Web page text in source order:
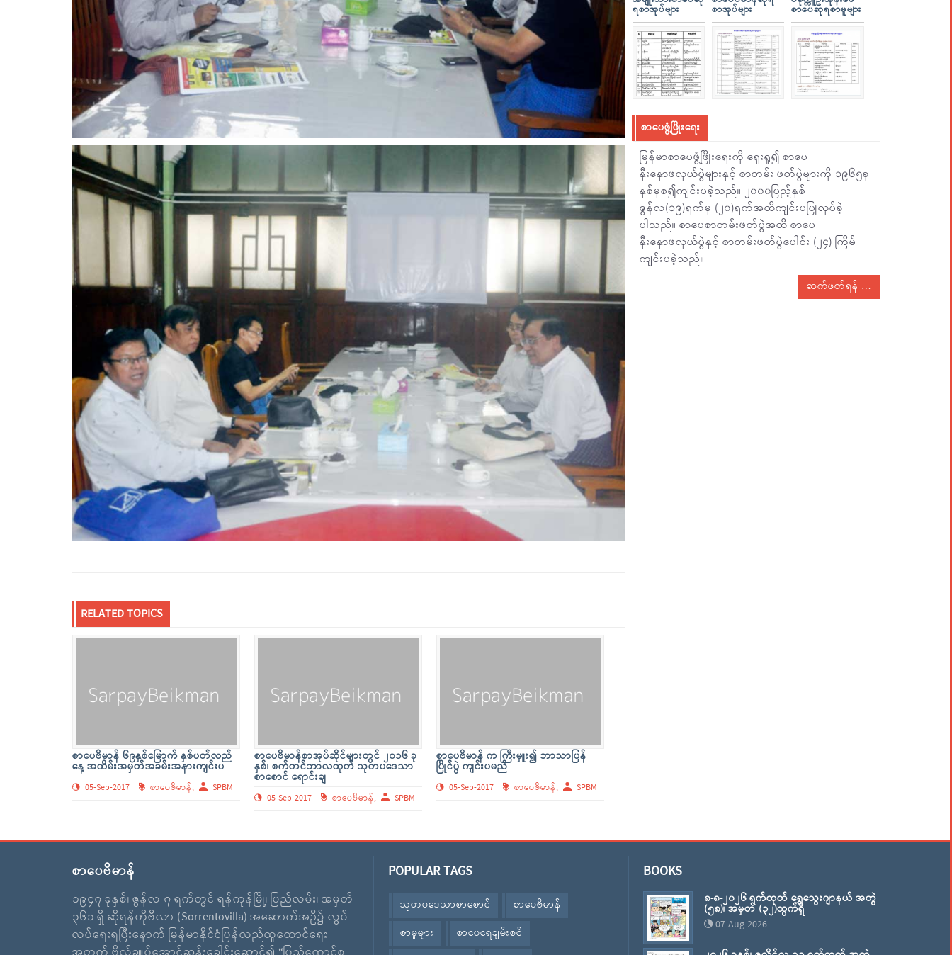
RELATED TOPICS
စာပေဗိမာန် ၆၉နှစ်မြောက် နှစ်ပတ်လည်
နေ့ အထိမ်းအမှတ်အခမ်းအနားကျင်းပ
05-Sep-2017 စာပေဗိမာန်, SPBM
စာပေဗိမာန်စာအုပ်ဆိုင်များတွင် ၂၀၁၆ ခု
နှစ်၊ စက်တင်ဘာလထုတ် သုတပဒေသာ
စာစောင် ရောင်းချ
05-Sep-2017 စာပေဗိမာန်, SPBM
စာပေဗိမာန် က ကြီးမှူး၍ ဘာသာပြန်
ပြိုင်ပွဲ ကျင်းပမည်
05-Sep-2017 စာပေဗိမာန်, SPBM
ရစာအုပ်များ စာအုပ်များ စာပေဆုရစာမူများ
စာပေဖွံ့ဖြိုးရေး
မြန်မာစာပေဖွံ့ဖြိုးရေးကို ရှေးရှု၍ စာပေ
နှီးနှောဖလှယ်ပွဲများနှင့် စာတမ်း ဖတ်ပွဲများကို ၁၉၆၅ခု
နှစ်မှစ၍ကျင်းပခဲ့သည်။ ၂၀၀၀ပြည့်နှစ်
ဇွန်လ(၁၉)ရက်မှ (၂၀)ရက်အထိကျင်းပပြုလုပ်ခဲ့
ပါသည်။ စာပေစာတမ်းဖတ်ပွဲအထိ စာပေ
နှီးနှောဖလှယ်ပွဲနှင့် စာတမ်းဖတ်ပွဲပေါင်း (၂၄) ကြိမ်
ကျင်းပခဲ့သည်။
ဆက်ဖတ်ရန်
စာပေဗိမာန်
၁၉၄၇ ခုနှစ်၊ ဇွန်လ ၇ ရက်တွင် ရန်ကုန်မြို့၊ ပြည်လမ်း၊ အမှတ်
၃၆၁ ရှိ ဆိုရန်တိုဗီလာ (Sorrentovilla) အဆောက်အဦ၌ လွပ်
လပ်ရေးရပြီးနောက် မြန်မာနိုင်ငံပြန်လည်ထူထောင်ရေး
POPULAR TAGS
သုတပဒေသာစာစောင်
စာပေဗိမာန်
စာမူများ
စာပေရေချမ်းစင်
BOOKS
၈-၈-၂၀၂၆ ရက်ထုတ် ရွှေသွေးဂျာနယ် အတွဲ
(၅၈)၊ အမှတ် (၃၂)ထွက်ရှိ
07-Aug-2026